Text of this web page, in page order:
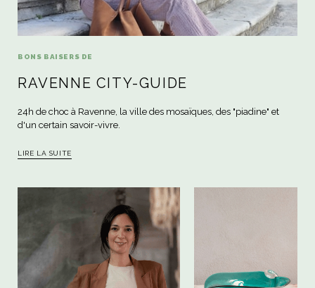
BONS BAISERS DE
RAVENNE CITY-GUIDE
24h de choc à Ravenne, la ville des mosaïques, des "piadine" et
d'un certain savoir-vivre.
LIRE LA SUITE